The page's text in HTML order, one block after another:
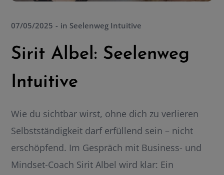
07/05/2025 in Seelenweg Intuitive
Sirit Albel: Seelenweg
Intuitive
Wie du sichtbar wirst, ohne dich zu verlieren
Selbstständigkeit darf erfüllend sein – nicht
erschöpfend. Im Gespräch mit Business- und
Mindset-Coach Sirit Albel wird klar: Ein